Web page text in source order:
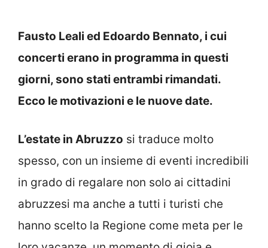
Fausto Leali ed Edoardo Bennato, i cui
concerti erano in programma in questi
giorni, sono stati entrambi rimandati.
Ecco le motivazioni e le nuove date.
L’estate in Abruzzo si traduce molto
spesso, con un insieme di eventi incredibili
in grado di regalare non solo ai cittadini
abruzzesi ma anche a tutti i turisti che
hanno scelto la Regione come meta per le